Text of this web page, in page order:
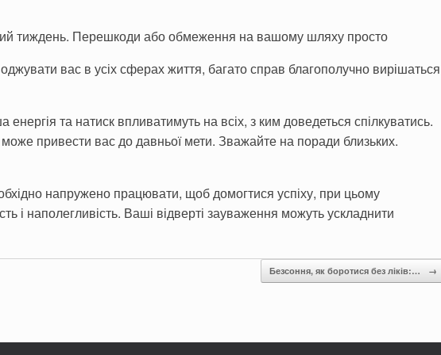
тиждень. Перешкоди або обмеження на вашому шляху просто
вас в усіх сферах життя, багато справ благополучно
та натиск впливатимуть на всіх, з ким доведеться спілкуватись.
привести вас до давньої мети. Зважайте на поради близьких.
напружено працювати, щоб домогтися успіху, при цьому
і наполегливість. Ваші відверті зауваження можуть ускладнити
Безсоння, як боротися без ліків:… →